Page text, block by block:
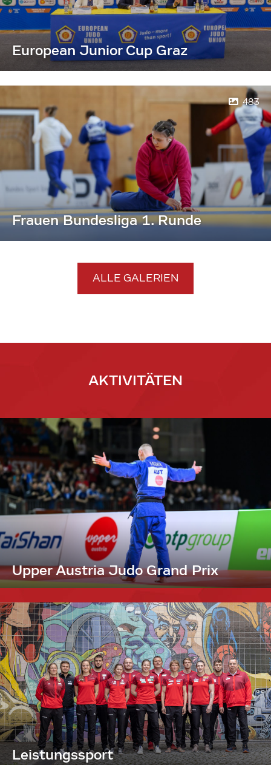
European Junior Cup Graz
483
Frauen Bundesliga 1. Runde
ALLE GALERIEN
AKTIVITÄTEN
Upper Austria Judo Grand Prix
Leistungssport